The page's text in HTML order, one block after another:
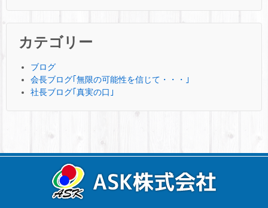
カテゴリー
ブログ
会長ブログ｢無限の可能性を信じて・・・｣
社長ブログ｢真実の口｣